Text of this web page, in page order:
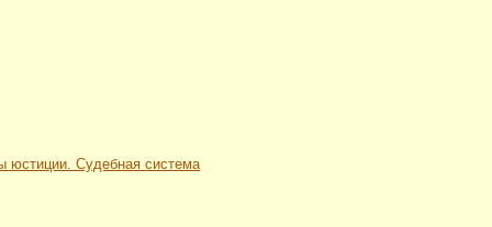
юстиции. Судебная система